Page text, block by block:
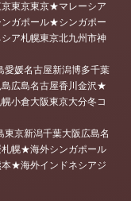
東京東京★マレーシア
ガポール★シンガポー
ア札幌東京北九州市神
媛名古屋新潟博多千葉
広島名古屋香川金沢★
小倉大阪東京大分冬コ
京新潟千葉大阪広島名
幌★海外シンガポール
★海外インドネシアジ